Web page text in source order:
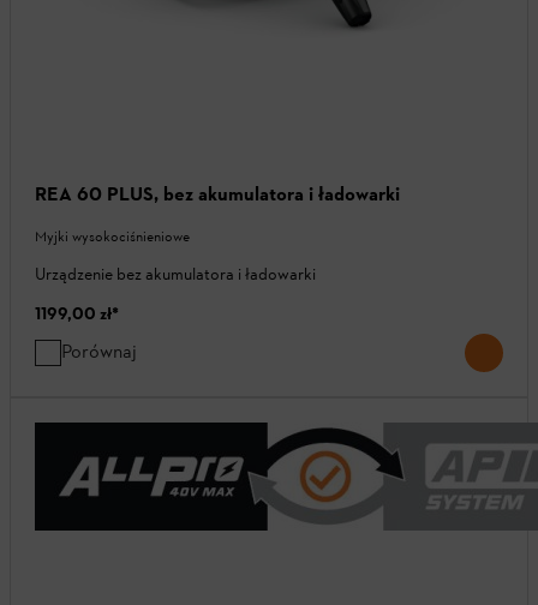
REA 60 PLUS, bez akumulatora i ładowarki
Myjki wysokociśnieniowe
Urządzenie bez akumulatora i ładowarki
1199,00 zł*
Porównaj